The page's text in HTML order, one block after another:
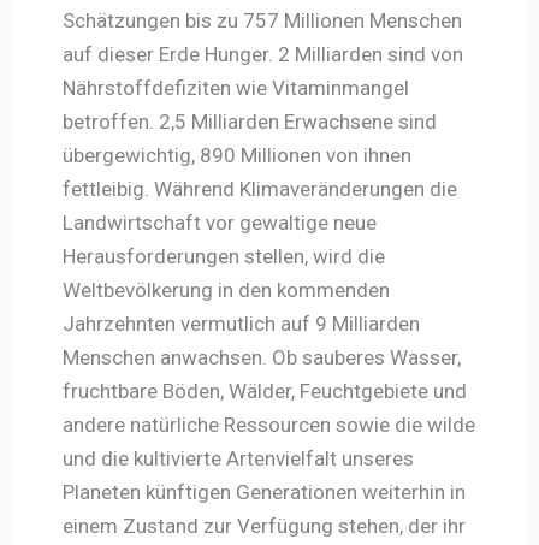
Schätzungen bis zu 757 Millionen Menschen
auf dieser Erde Hunger. 2 Milliarden sind von
Nährstoffdefiziten wie Vitaminmangel
betroffen. 2,5 Milliarden Erwachsene sind
übergewichtig, 890 Millionen von ihnen
fettleibig. Während Klimaveränderungen die
Landwirtschaft vor gewaltige neue
Herausforderungen stellen, wird die
Weltbevölkerung in den kommenden
Jahrzehnten vermutlich auf 9 Milliarden
Menschen anwachsen. Ob sauberes Wasser,
fruchtbare Böden, Wälder, Feuchtgebiete und
andere natürliche Ressourcen sowie die wilde
und die kultivierte Artenvielfalt unseres
Planeten künftigen Generationen weiterhin in
einem Zustand zur Verfügung stehen, der ihr